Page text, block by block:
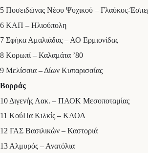
5 Ποσειδώνας Νέου Ψυχικού – Γλαύκος-
6 ΚΑΠ – Ηλιούπολη
7 Σφήκα Αμαλιάδας – ΑΟ Ερμιονίδας
8 Κορωπί – Καλαμάτα ’80
9 Μελίσσια – Δίων Κυπαρισσίας
Βορράς
10 Διγενής Λακ. – ΠΑΟΚ Μεσοποταμίας
11 ΚούΠα Κιλκίς – ΚΑΟΔ
12 ΓΑΣ Βασιλικών – Καστοριά
13 Αλμυρός – Ανατόλια